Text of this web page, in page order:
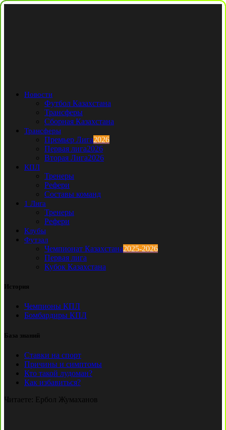
Новости
Футбол Казахстана
Трансферы
Сборная Казахстана
Трансферы
Премьер Лига2026
Первая лига2026
Вторая Лига2026
КПЛ
Тренеры
Рефери
Составы команд
1 Лига
Тренеры
Рефери
Клубы
Футзал
Чемпионат Казахстана2025-2026
Первая лига
Кубок Казахстана
История
Чемпионы КПЛ
Бомбардиры КПЛ
База знаний
Ставки на спорт
Причины и симптомы
Кто такой лудоман?
Как избавиться?
Читаете: Ербол Жумаханов